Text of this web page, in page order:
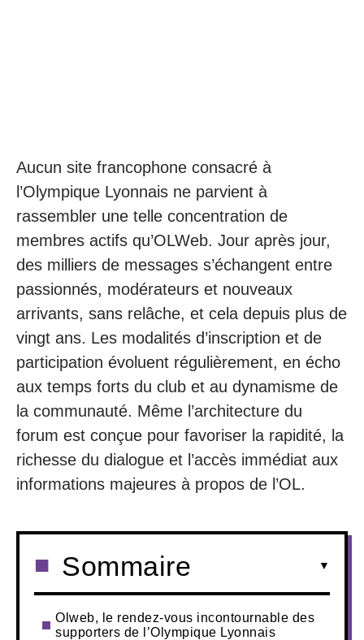
Aucun site francophone consacré à
l’Olympique Lyonnais ne parvient à
rassembler une telle concentration de
membres actifs qu’OLWeb. Jour après jour,
des milliers de messages s’échangent entre
passionnés, modérateurs et nouveaux
arrivants, sans relâche, et cela depuis plus de
vingt ans. Les modalités d’inscription et de
participation évoluent régulièrement, en écho
aux temps forts du club et au dynamisme de
la communauté. Même l’architecture du
forum est conçue pour favoriser la rapidité, la
richesse du dialogue et l’accès immédiat aux
informations majeures à propos de l’OL.
Sommaire
Olweb, le rendez-vous incontournable des
supporters de l’Olympique Lyonnais